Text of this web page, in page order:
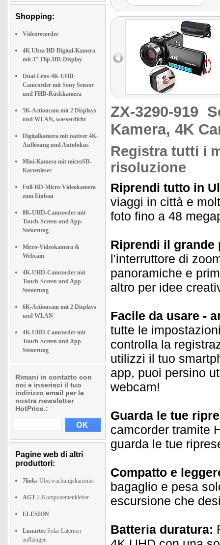
Shopping:
Videorecorder
4K Ultra HD Digital-Kamera
mit 3" Flip-HD-Display
Dual-Lens-4K-UHD-
Camcorder mit Sony Sensor
und FHD-Rückkamera
5K-Actioncam mit 2 Displays
und WLAN, wasserdicht
Digitalkamera mit nativer 4K-
Auflösung und Autofokus
Mini-Kamera mit microSD-
Kartenleser
Full-HD-Micro-Videokamera
zum Einbau
8K-UHD-Camcorder mit
Touch-Screen und App-
Steuerung
Micro-Videokamera &
Webcam
4K-UHD-Camcorder mit
Touch-Screen und App-
Steuerung
6K-Actioncam mit 2 Displays
und WLAN
4K-UHD-Camcorder mit
Touch-Screen und App-
Steuerung
Rimani in contatto con
noi e inserisci il tuo
indirizzo email per la
nostra newsletter
HotPrice.:
Pagine web di altri
produttori:
7links Überwachungskameras
AGT 2-Komponentenkleber
ELESION
Lunartec Solar Laternen
aufhängen
ZX-3290-919
Kamera, 4K
Registra tutti i
risoluzione
Riprendi tutto in
viaggi in città e
foto fino a 48
Riprendi il grande
l'interruttore di
panoramiche e
altro per idee
Facile da usare -
tutte le
controlla la
utilizzi il tuo
app, puoi persino
webcam!
Guarda le tue
camcorder tramite
guarda le tue
Compatto e
bagaglio e pesa
escursione che
Batteria duratura: